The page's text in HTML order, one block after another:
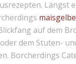
Längst
auf dem
dem Stuten-
Borcherdings